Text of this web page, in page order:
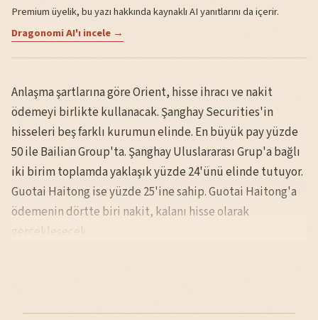
Premium üyelik, bu yazı hakkında kaynaklı AI yanıtlarını da içerir.
Dragonomi AI'ı incele →
Anlaşma şartlarına göre Orient, hisse ihracı ve nakit
ödemeyi birlikte kullanacak. Şanghay Securities'in
hisseleri beş farklı kurumun elinde. En büyük pay yüzde
50 ile Bailian Group'ta. Şanghay Uluslararası Grup'a bağlı
iki birim toplamda yaklaşık yüzde 24'ünü elinde tutuyor.
Guotai Haitong ise yüzde 25'ine sahip. Guotai Haitong'a
ödemenin dörtte biri nakit, kalanı hisse olarak
gerçekleşecek.